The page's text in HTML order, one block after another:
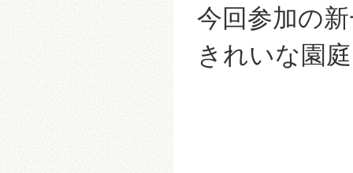
今回参加の
きれいな園